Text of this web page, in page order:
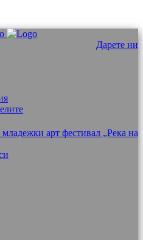
Дарете ни
арт фестивал „Река на